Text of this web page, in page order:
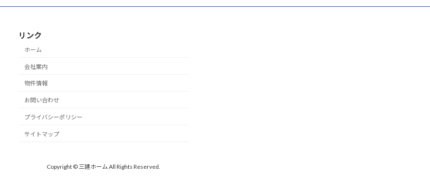
リンク
ホーム
会社案内
物件情報
お問い合わせ
プライバシーポリシー
サイトマップ
Copyright © 三建ホーム All Rights Reserved.